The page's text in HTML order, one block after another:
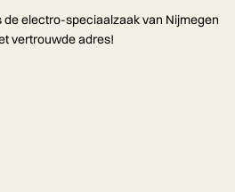
de electro-speciaalzaak van Nijmegen
vertrouwde adres!